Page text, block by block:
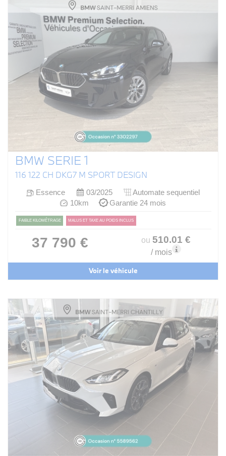
BMW SERIE 1
116 122 CH DKG7 M SPORT DESIGN
Essence 03/2025
Automate sequentiel
10km
Garantie 24 mois
FAIBLE KILOMÉTRAGE MALUS ET TAXE AU POIDS INCLUS
37 790 € ou 510.01 €
/ mois
Voir le véhicule